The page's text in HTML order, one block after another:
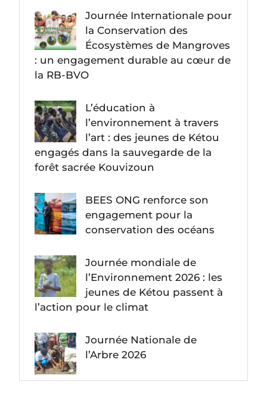
Journée Internationale pour
la Conservation des
Écosystèmes de Mangroves
: un engagement durable au cœur de
la RB-BVO
L’éducation à
l’environnement à travers
l’art : des jeunes de Kétou
engagés dans la sauvegarde de la
forêt sacrée Kouvizoun
BEES ONG renforce son
engagement pour la
conservation des océans
Journée mondiale de
l’Environnement 2026 : les
jeunes de Kétou passent à
l’action pour le climat
Journée Nationale de
l’Arbre 2026